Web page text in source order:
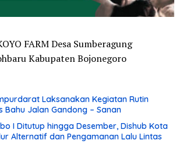
FARM Desa Sumberagung
Kabupaten Bojonegoro
Laksanakan Kegiatan Rutin
Bahu Jalan Gandong – Sanan
I Ditutup hingga Desember, Dishub Kota
Alternatif dan Pengamanan Lalu Lintas